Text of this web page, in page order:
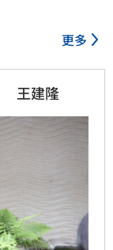
更多
王建隆